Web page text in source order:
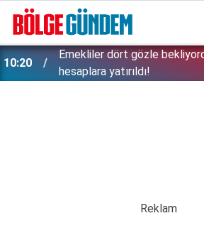
10:20
Emekliler dört gözle
hesaplara yatırıldı!